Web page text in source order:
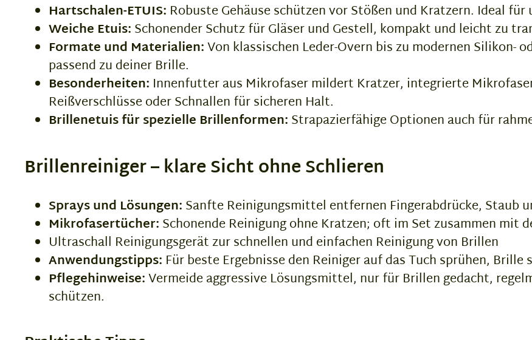
Hartschalen-ETUIS: Robuste Gehäuse schützen vor Stößen und Kratzern. Ideal
Weiche Etuis:Schonender Schutz für Gläser und Gestell, kompakt und leicht zu
Formate und Materialien:Von klassischen Leder-Overn bis zu modernen Silikon-
passend zu deiner Brille.
Besonderheiten: Innenfutter aus Mikrofaser mildert Kratzer, integrierte
Reißverschlüsse oder Schnallen für sicheren Halt.
Brillenetuis für spezielle Brillenformen:Strapazierfähige Optionen auch für
Brillenreiniger – klare Sicht ohne Schlieren
Sprays und Lösungen:Sanfte Reinigungsmittel entfernen Fingerabdrücke, Staub
Mikrofasertücher:Schonende Reinigung ohne Kratzen; oft im Set zusammen mit
Ultraschall Reinigungsgerät zur schnellen und einfachen Reinigung von Brillen
Anwendungstipps: Für beste Ergebnisse den Reiniger auf das Tuch sprühen,
Pflegehinweise:Vermeide aggressive Lösungsmittel, nur für Brillen gedacht,
schützen.